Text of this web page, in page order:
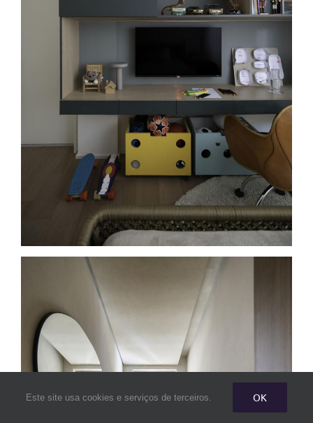
Este site usa cookies e serviços de terceiros. OK